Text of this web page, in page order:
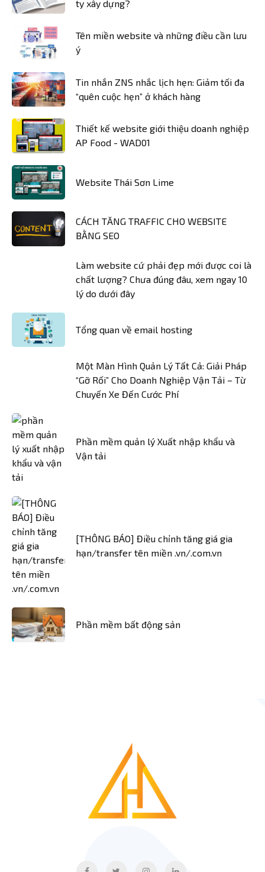
ty xây dựng?
Tên miền website và những điều cần lưu
ý
Tin nhắn ZNS nhắc lịch hẹn: Giảm tối đa
“quên cuộc hẹn” ở khách hàng
Thiết kế website giới thiệu doanh nghiệp
AP Food - WAD01
Website Thái Sơn Lime
CÁCH TĂNG TRAFFIC CHO WEBSITE
BẰNG SEO
Làm website cứ phải đẹp mới được coi là
chất lượng? Chưa đúng đâu, xem ngay 10
lý do dưới đây
Tổng quan về email hosting
Một Màn Hình Quản Lý Tất Cả: Giải Pháp
“Gỡ Rối” Cho Doanh Nghiệp Vận Tải – Từ
Chuyến Xe Đến Cước Phí
Phần mềm quản lý Xuất nhập khẩu và
Vận tải
[THÔNG BÁO] Điều chỉnh tăng giá gia
hạn/transfer tên miền .vn/.com.vn
Phần mềm bất động sản